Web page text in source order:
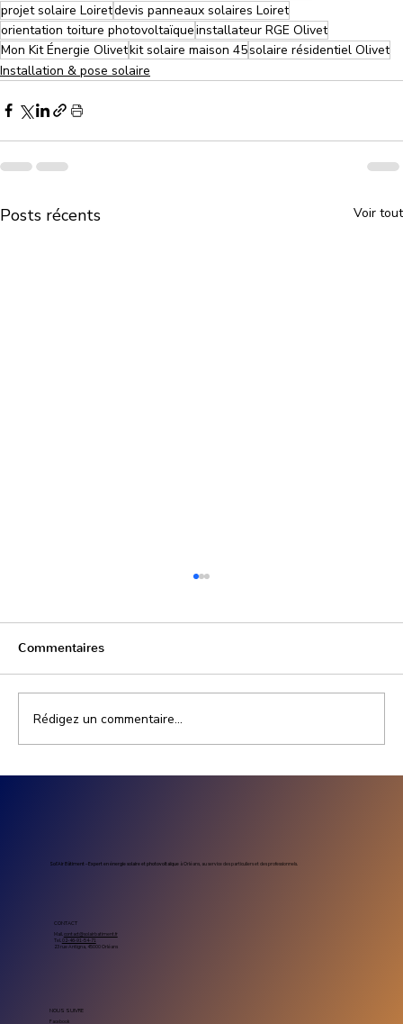
projet solaire Loiretdevis panneaux solaires Loiret
orientation toiture photovoltaïqueinstallateur RGE Olivet
Mon Kit Énergie Olivetkit solaire maison 45solaire résidentiel Olivet
Installation & pose solaire
Posts récents Voir tout
Commentaires
Rédigez un commentaire...
Sol’Air Bâtiment – Expert en énergie solaire et photovoltaïqueà Orléans, au service des particuliers et des professionnels.
CONTACT
Mail.contact@solairbatiment.fr
Tel.02-46-91-54-71
23 rue Antigna, 45000 Orléans
NOUS SUIVRE
Facebook